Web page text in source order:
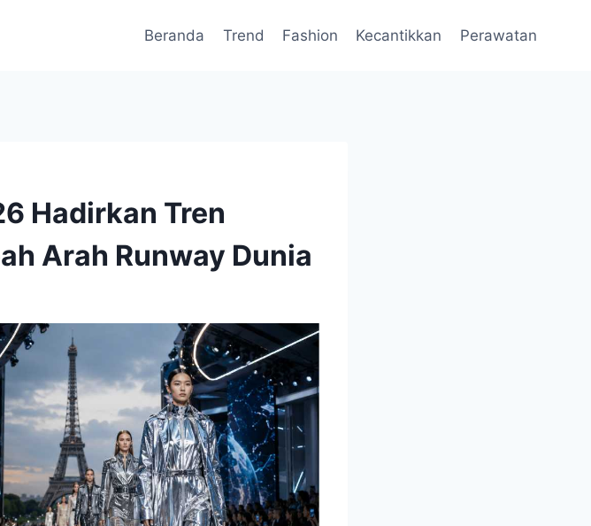
Beranda Trend Fashion Kecantikkan Perawatan
Hadirkan Tren
Arah Runway Dunia